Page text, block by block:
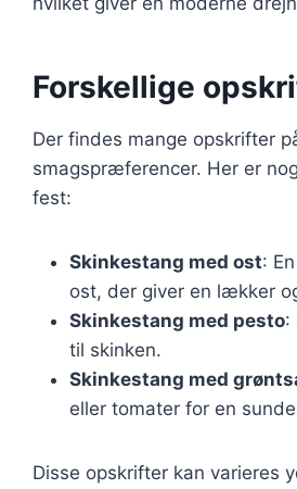
Forskellige
Der findes mange opskrifter
smagspræferencer. Her er
fest:
Skinkestang med ost:
ost, der giver en lækker
Skinkestang med pesto:
til skinken.
Skinkestang med
eller tomater for en
Disse opskrifter kan varieres